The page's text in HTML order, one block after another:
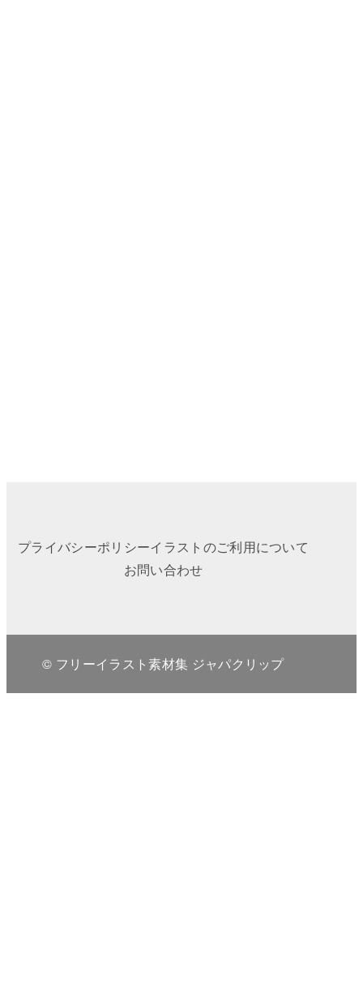
プライバシーポリシーイラストのご利用について
お問い合わせ
© フリーイラスト素材集 ジャパクリップ